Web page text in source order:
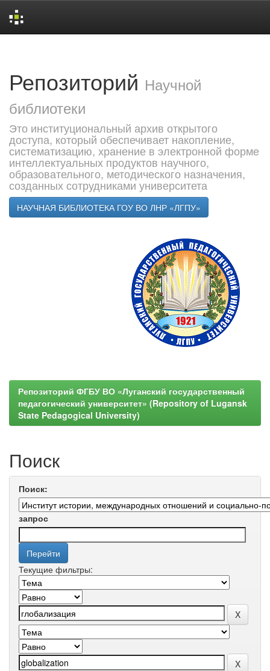
Репозиторий Научной
библиотеки
Это институциональный архив открытого
доступа, который обеспечивает накопление,
систематизацию, хранение в электронной форме
интеллектуальных продуктов научного,
образовательного, методического назначения,
созданных сотрудниками университета
НАУЧНАЯ БИБЛИОТЕКА ГОУ ВО ЛНР «ЛГПУ»
Репозиторий ФГБУ ВО «Луганский государственный
педагогический университет» (Repository of Lugansk
State Pedagogical University)
Поиск
Поиск:
запрос
Текущие фильтры: